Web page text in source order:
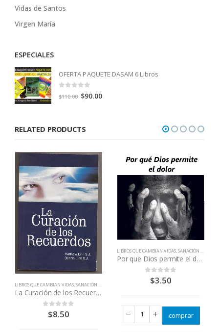
Vidas de Santos
Virgen María
ESPECIALES
OFERTA PAQUETE DASAM 6 Libros
out of 5
$110.00 Original
$110.00.
$90.00Current
RELATED PRODUCTS
LIBROS QUE CAMBIAN VIDAS,SANACIÓN FÍSICA E INTERIOR
La Curación de los Recuerdos
out of 5
$8.50
LIBROS QUE CAMBIAN VIDAS,SANACIÓN FÍSICA E INTERIOR
Por que Dios permite el dolor
out of 5
$3.50
comprar